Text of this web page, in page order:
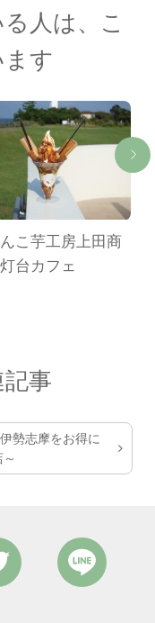
人は、こ
す
こ芋工房上田商
台カフェ
事
勢志摩をお得に